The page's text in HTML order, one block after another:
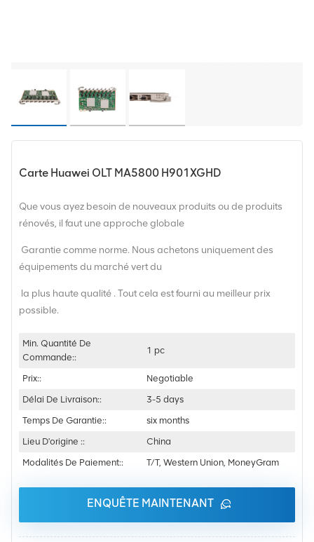
Carte Huawei OLT MA5800 H901XGHD
Que vous ayez besoin de nouveaux produits ou de produits
rénovés, il faut une approche globale
Garantie comme norme. Nous achetons uniquement des
équipements du marché vert du
la plus haute qualité . Tout cela est fourni au meilleur prix
possible.
Min. Quantité De
Commande::
1 pc
Prix::
Negotiable
Délai De Livraison::
3-5 days
Temps De Garantie::
six months
Lieu D'origine ::
China
Modalités De Paiement::
T/T, Western Union, MoneyGram
ENQUÊTE MAINTENANT